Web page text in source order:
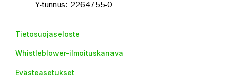
Y-tunnus: 2264755-0
Tietosuojaseloste
Whistleblower-ilmoituskanava
Evästeasetukset